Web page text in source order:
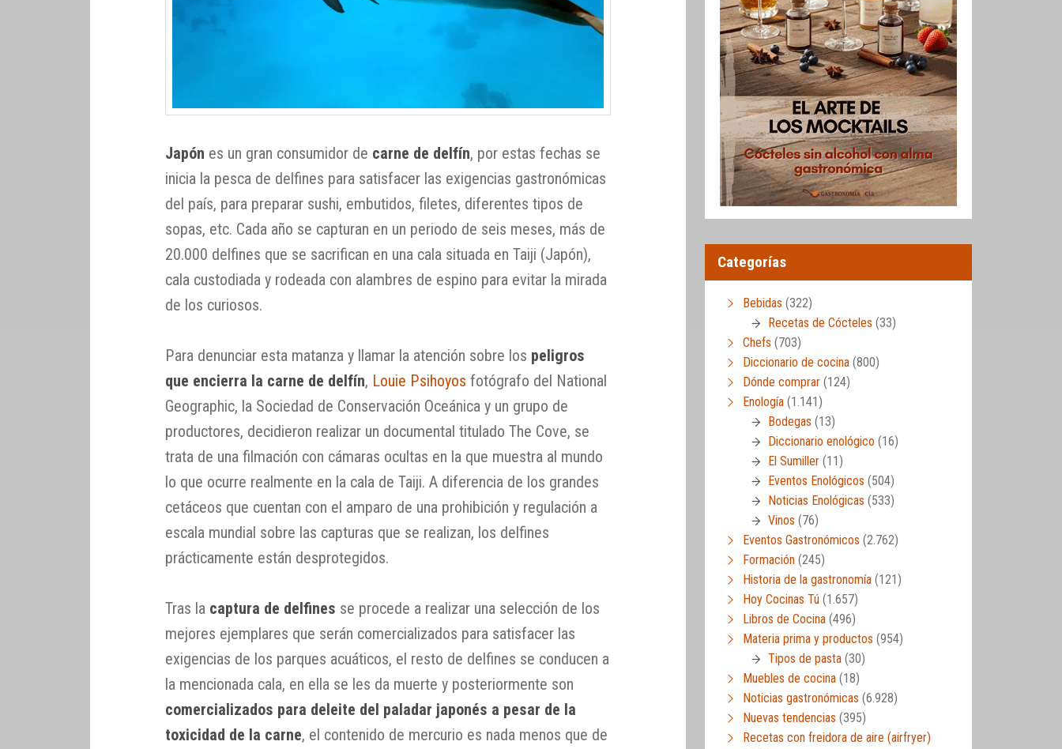
Japón es un gran consumidor de carne de delfín, por estas fechas se
inicia la pesca de delfines para satisfacer las exigencias gastronómicas
del país, para preparar sushi, embutidos, filetes, diferentes tipos de
sopas, etc. Cada año se capturan en un periodo de seis meses, más de
20.000 delfines que se sacrifican en una cala situada en Taiji (Japón),
cala custodiada y rodeada con alambres de espino para evitar la mirada
de los curiosos.
Para denunciar esta matanza y llamar la atención sobre los peligros
que encierra la carne de delfín, Louie Psihoyos fotógrafo del National
Geographic, la Sociedad de Conservación Oceánica y un grupo de
productores, decidieron realizar un documental titulado The Cove, se
trata de una filmación con cámaras ocultas en la que muestra al mundo
lo que ocurre realmente en la cala de Taiji. A diferencia de los grandes
cetáceos que cuentan con el amparo de una prohibición y regulación a
escala mundial sobre las capturas que se realizan, los delfines
prácticamente están desprotegidos.
Tras la captura de delfines se procede a realizar una selección de los
mejores ejemplares que serán comercializados para satisfacer las
exigencias de los parques acuáticos, el resto de delfines se conducen a
la mencionada cala, en ella se les da muerte y posteriormente son
comercializados para deleite del paladar japonés a pesar de la
toxicidad de la carne, el contenido de mercurio es nada menos que de
Categorías
Bebidas (322)
Recetas de Cócteles (33)
Chefs (703)
Diccionario de cocina (800)
Dónde comprar (124)
Enología (1.141)
Bodegas (13)
Diccionario enológico (16)
El Sumiller (11)
Eventos Enológicos (504)
Noticias Enológicas (533)
Vinos (76)
Eventos Gastronómicos (2.762)
Formación (245)
Historia de la gastronomía (121)
Hoy Cocinas Tú (1.657)
Libros de Cocina (496)
Materia prima y productos (954)
Tipos de pasta (30)
Muebles de cocina (18)
Noticias gastronómicas (6.928)
Nuevas tendencias (395)
Recetas con freidora de aire (airfryer)